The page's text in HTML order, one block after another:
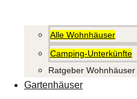
Alle Wohnhäuser
Camping-Unterkünfte
Ratgeber Wohnhäuser
Gartenhäuser